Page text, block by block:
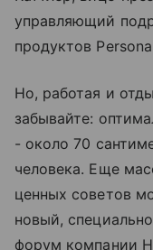
управляющий
продуктов
Но, работая и
забывайте:
- около 70
человека. Еще
ценных советов
новый,
форум компании